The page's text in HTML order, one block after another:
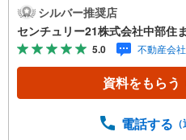
いる不動産販売の強み西
営業しています！地域密
ますので条件に合う物件
チュリー21加盟店独自の
の取扱物件もございま
フォームなどもご相談
い」など、物件のご紹
シルバー推奨店
センチュリー21株式会社中部住
5.0 不動産会
資料をもらう
電話する